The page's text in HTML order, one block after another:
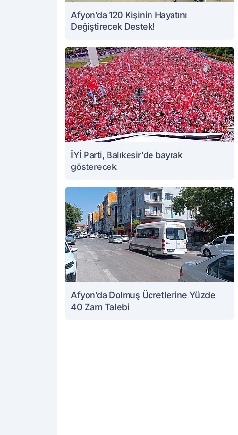
Afyon’da 120 Kişinin Hayatını
Değiştirecek Destek!
İYİ Parti, Balıkesir’de bayrak
gösterecek
Afyon’da Dolmuş Ücretlerine Yüzde
40 Zam Talebi